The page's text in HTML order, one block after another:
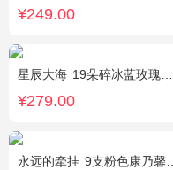
¥249.00
星辰大海 19朵碎冰蓝玫瑰，尤加利绿叶搭配
¥279.00
永远的牵挂 9支粉色康乃馨，1支多头白百合，搭配黄莺、满天星。